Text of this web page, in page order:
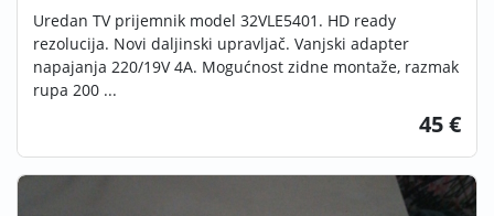
Uredan TV prijemnik model 32VLE5401. HD ready
rezolucija. Novi daljinski upravljač. Vanjski adapter
napajanja 220/19V 4A. Mogućnost zidne montaže, razmak
rupa 200 ...
45 €